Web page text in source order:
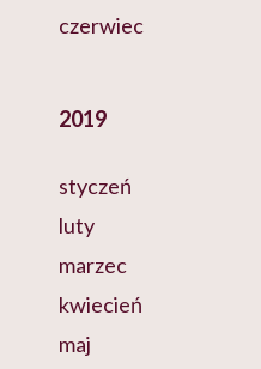
czerwiec
2019
styczeń
luty
marzec
kwiecień
maj